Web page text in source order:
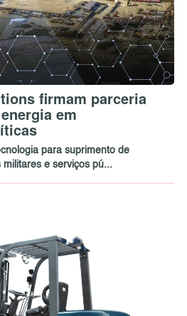
firmam parceria
em
para suprimento de
e serviços pú...